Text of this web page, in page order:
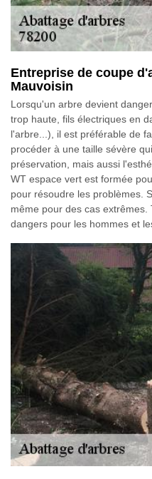
Entreprise de coupe
Mauvoisin
Lorsqu'un arbre devient
trop haute, fils électriques en
l'arbre...), il est préférable de
procéder à une taille sévère
préservation, mais aussi
WT espace vert est formée
pour résoudre les problèmes.
même pour des cas
dangers pour les hommes et